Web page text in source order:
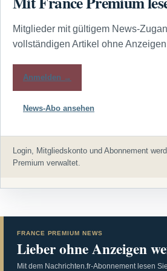
Mitglieder mit gültigem News-
vollständigen Artikel ohne
Anmelden →
News-Abo ansehen
Login, Mitgliedskonto und Abonnement
Premium verwaltet.
FRANCE PREMIUM NEWS
Lieber ohne Anzeigen
Mit dem Nachrichten.fr-Abonnement lesen